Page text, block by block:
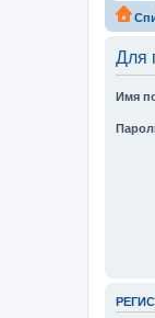
Для
Имя